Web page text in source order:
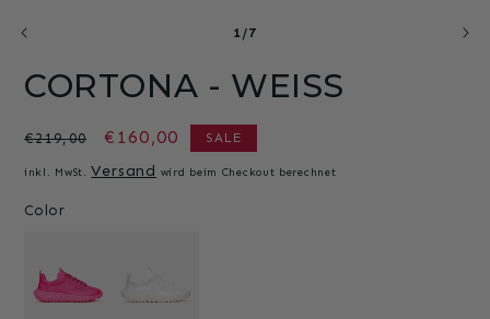
in
1/von
7
CORTONA - WEISS
Normaler
€219,00 Verkaufspreis
€160,00 SALE
inkl. MwSt. Versand wird beim Checkout berechnet
Color